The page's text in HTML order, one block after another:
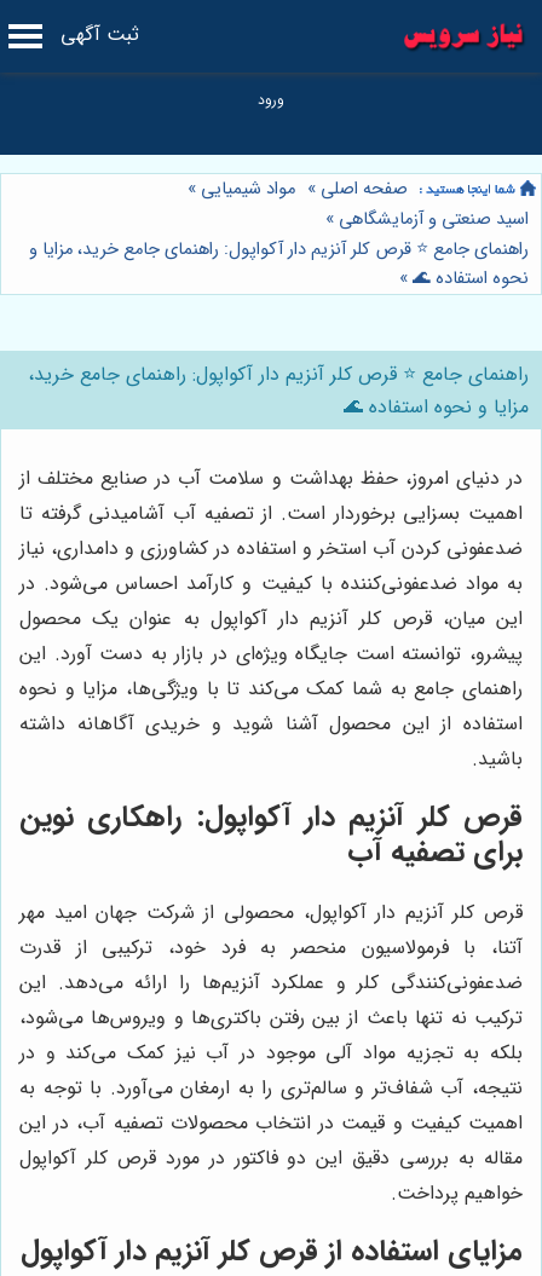
ثبت آگهی
صفحه اصلی » مواد شیمیایی »
اسید صنعتی و آزمایشگاهی »
راهنمای جامع ⭐️ قرص کلر آنزیم دار آکواپول: راهنمای جامع خرید، مزایا و
نحوه استفاده 🌊»
راهنمای جامع ⭐️ قرص کلر آنزیم دار آکواپول: راهنمای جامع خرید،
مزایا و نحوه استفاده 🌊
در دنیای امروز، حفظ بهداشت و سلامت آب در صنایع مختلف از
اهمیت بسزایی برخوردار است. از تصفیه آب آشامیدنی گرفته تا
ضدعفونی کردن آب استخر و استفاده در کشاورزی و دامداری، نیاز
به مواد ضدعفونی‌کننده با کیفیت و کارآمد احساس می‌شود. در
این میان، قرص کلر آنزیم دار آکواپول به عنوان یک محصول
پیشرو، توانسته است جایگاه ویژه‌ای در بازار به دست آورد. این
راهنمای جامع به شما کمک می‌کند تا با ویژگی‌ها، مزایا و نحوه
استفاده از این محصول آشنا شوید و خریدی آگاهانه داشته
باشید.
قرص کلر آنزیم دار آکواپول: راهکاری نوین
برای تصفیه آب
قرص کلر آنزیم دار آکواپول، محصولی از شرکت جهان امید مهر
آتنا، با فرمولاسیون منحصر به فرد خود، ترکیبی از قدرت
ضدعفونی‌کنندگی کلر و عملکرد آنزیم‌ها را ارائه می‌دهد. این
ترکیب نه تنها باعث از بین رفتن باکتری‌ها و ویروس‌ها می‌شود،
بلکه به تجزیه مواد آلی موجود در آب نیز کمک می‌کند و در
نتیجه، آب شفاف‌تر و سالم‌تری را به ارمغان می‌آورد. با توجه به
اهمیت کیفیت و قیمت در انتخاب محصولات تصفیه آب، در این
مقاله به بررسی دقیق این دو فاکتور در مورد قرص کلر آکواپول
خواهیم پرداخت.
مزایای استفاده از قرص کلر آنزیم دار آکواپول